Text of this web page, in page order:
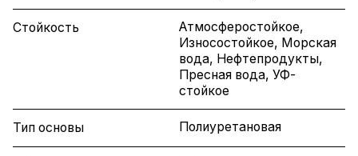
Стойкость
Атмосферостойкое,
Износостойкое, Морская
вода, Нефтепродукты,
Пресная вода, УФ-
стойкое
Тип основы Полиуретановая